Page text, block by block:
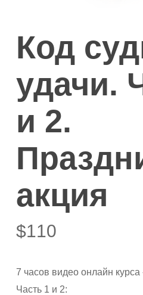
Код
удачи.
и 2.
акция
$110
7 часов видео онлайн
Часть 1 и 2: